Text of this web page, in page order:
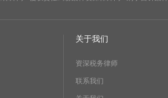
关于我们
资深税务律师
联系我们